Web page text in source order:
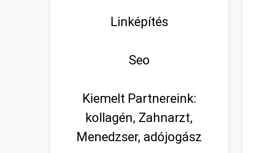
Linképítés
Seo
Kiemelt Partnereink:
kollagén, Zahnarzt,
Menedzser, adójogász